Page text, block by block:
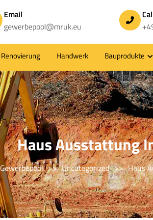
Email
gewerbepool@mruk.eu
Renovierung Handwerk Bauprodukte
Haus Ausstattung
Gewerbepool >> Uncategorized >> Haus